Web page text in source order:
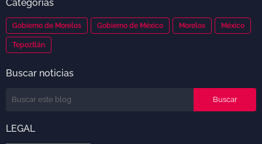
Categorías
Gobierno de Morelos Gobierno de México Morelos México
Tepoztlán
Buscar noticias
LEGAL